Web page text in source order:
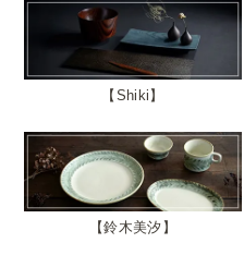
Shiki
鈴木美汐